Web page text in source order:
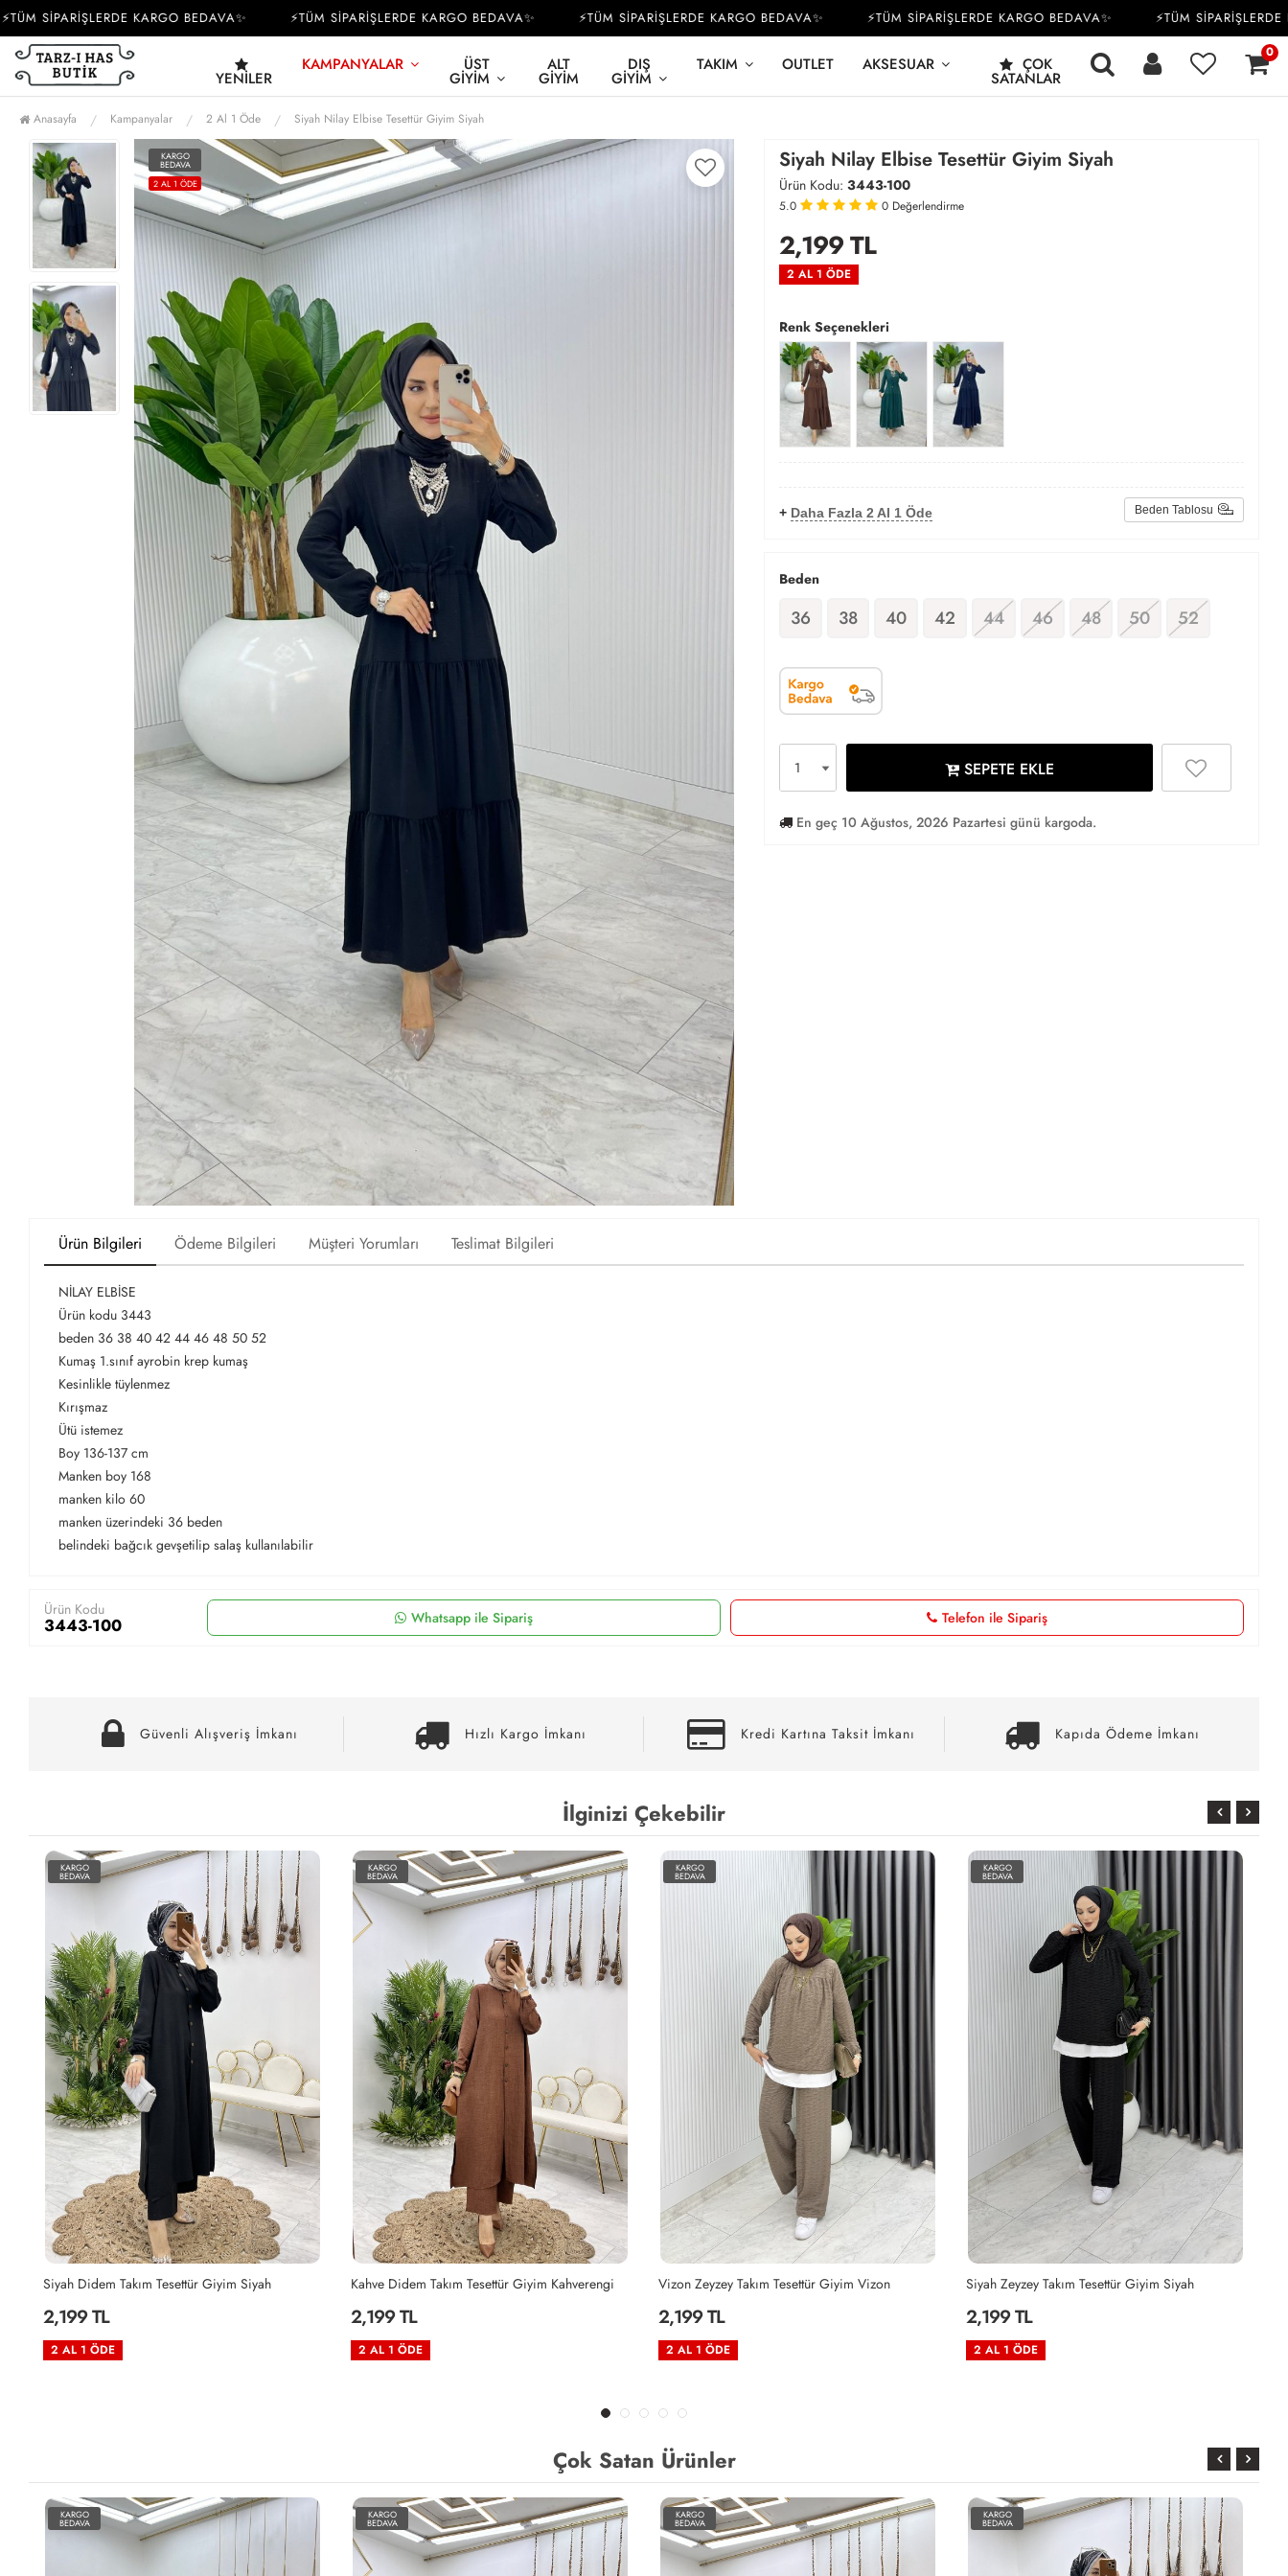
SİPARİŞLERDE KARGO BEDAVA✨ ⚡TÜM SİPARİŞLERDE KARGO BEDAVA✨ ⚡TÜM SİPARİŞLERDE KARGO BEDAVA✨ ⚡TÜM SİPARİŞLERDE KARGO BEDAVA✨ ⚡TÜM SİPARİŞLERDE
YENILER
KAMPANYALAR ÜST
GIYIM
ALT
GIYIM
DIŞ
GIYIM
TAKIM OUTLET AKSESUAR ÇOK
SATANLAR
0
Anasayfa Kampanyalar 2 Al 1 Öde Siyah Nilay Elbise Tesettür Giyim Siyah
KARGO
BEDAVA
2 AL 1 ÖDE
Siyah Nilay Elbise Tesettür Giyim Siyah
Ürün Kodu: 3443-100
5.0 0 Değerlendirme
2,199TL
2 AL 1 ÖDE
Renk Seçenekleri
+ Daha Fazla 2 Al 1 Öde Beden Tablosu
Beden
36 38 40 42 44 46 48 50 52
SEPETE EKLE
En geç 10 Ağustos, 2026 Pazartesi günü kargoda.
Ürün Bilgileri Ödeme Bilgileri Müşteri Yorumları Teslimat Bilgileri
NİLAY ELBİSE
Ürün kodu 3443
beden 36 38 40 42 44 46 48 50 52
Kumaş 1.sınıf ayrobin krep kumaş
Kesinlikle tüylenmez
Kırışmaz
Ütü istemez
Boy 136-137 cm
Manken boy 168
manken kilo 60
manken üzerindeki 36 beden
belindeki bağcık gevşetilip salaş kullanılabilir
Ürün Kodu
3443-100 Whatsapp ile Sipariş Telefon ile Sipariş
Güvenli Alışveriş İmkanı Hızlı Kargo İmkanı Kredi Kartına Taksit İmkanı Kapıda Ödeme İmkanı
İlginizi Çekebilir
KARGO
BEDAVA
Kahve Didem Takım Tesettür Giyim Kahverengi
2,199 TL
2 AL 1 ÖDE
KARGO
BEDAVA
Vizon Zeyzey Takım Tesettür Giyim Vizon
2,199 TL
2 AL 1 ÖDE
KARGO
BEDAVA
Siyah Zeyzey Takım Tesettür Giyim Siyah
2,199 TL
2 AL 1 ÖDE
KARGO
BEDAVA
Haki Zeyzey Takım Tesettür Giyim Haki
2,199 TL
2 AL 1 ÖDE
Çok Satan Ürünler
KARGO
BEDAVA
KARGO
BEDAVA
KARGO
BEDAVA
KARGO
BEDAVA